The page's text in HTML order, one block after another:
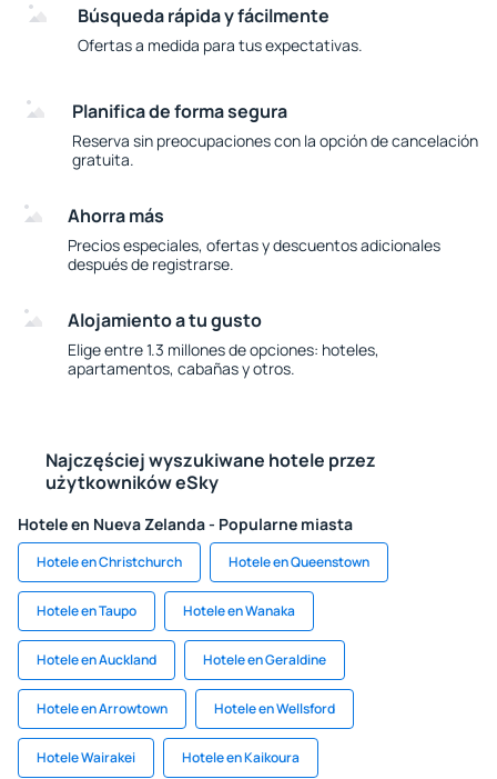
Búsqueda rápida y fácilmente
Ofertas a medida para tus expectativas.
Planifica de forma segura
Reserva sin preocupaciones con la opción de cancelación
gratuita.
Ahorra más
Precios especiales, ofertas y descuentos adicionales
después de registrarse.
Alojamiento a tu gusto
Elige entre 1.3 millones de opciones: hoteles,
apartamentos, cabañas y otros.
Najczęściej wyszukiwane hotele przez
użytkowników eSky
Hotele en Nueva Zelanda - Popularne miasta
Hotele en Christchurch Hotele en Queenstown
Hotele en Taupo Hotele en Wanaka
Hotele en Auckland Hotele en Geraldine
Hotele en Arrowtown Hotele en Wellsford
Hotele Wairakei Hotele en Kaikoura